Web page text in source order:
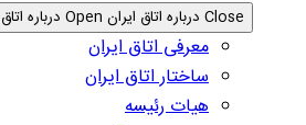
Close درباره اتاق ایران Open درباره اتاق ایران
معرفی اتاق ایران
ساختار اتاق ایران
هیات رئیسه